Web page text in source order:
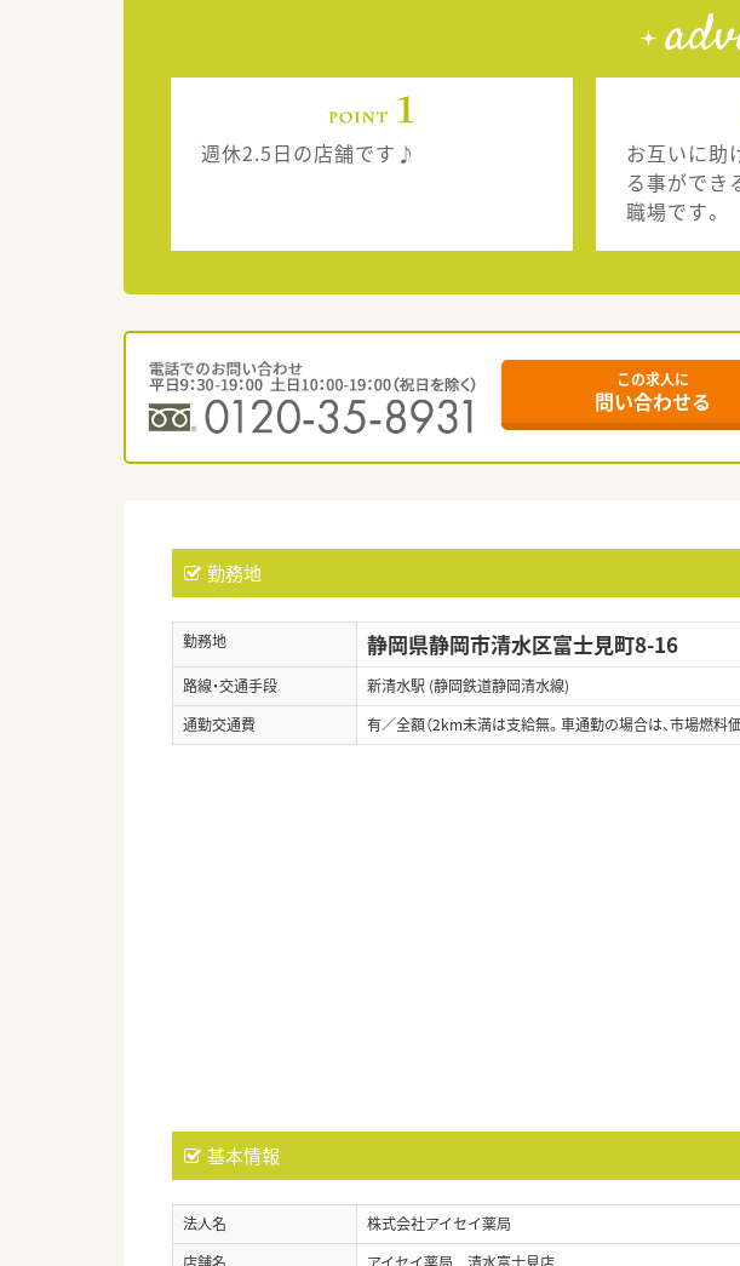
週休2.5日の店舗です♪
お互いに助
る事ができ
職場です。
この求人に
問い合わせる
勤務地
勤務地 静岡県静岡市清水区富士見町8-16
路線・交通手段
新清水駅 (静岡鉄道静岡清水線)
通勤交通費
有／全額（2km未満は支給無。車通勤の場合は、市場燃料
基本情報
法人名
株式会社アイセイ薬局